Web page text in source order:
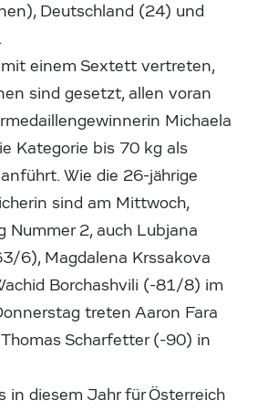
Deutschland (24) und
einem Sextett vertreten,
sind gesetzt, allen voran
Michaela
Kategorie bis 70 kg als
Wie die 26-jährige
sind am Mittwoch,
Nummer 2, auch Lubjana
6), Magdalena Krssakova
Borchashvili (-81/8) im
treten Aaron Fara
Scharfetter (-90) in
in diesem Jahr für Österreich